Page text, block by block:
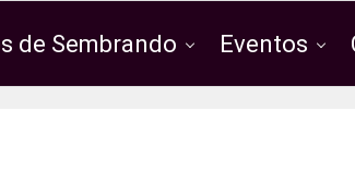
de Sembrando Eventos